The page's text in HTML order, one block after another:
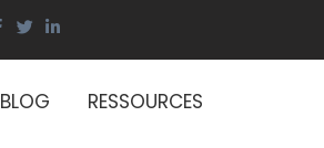
BLOG RESSOURCES